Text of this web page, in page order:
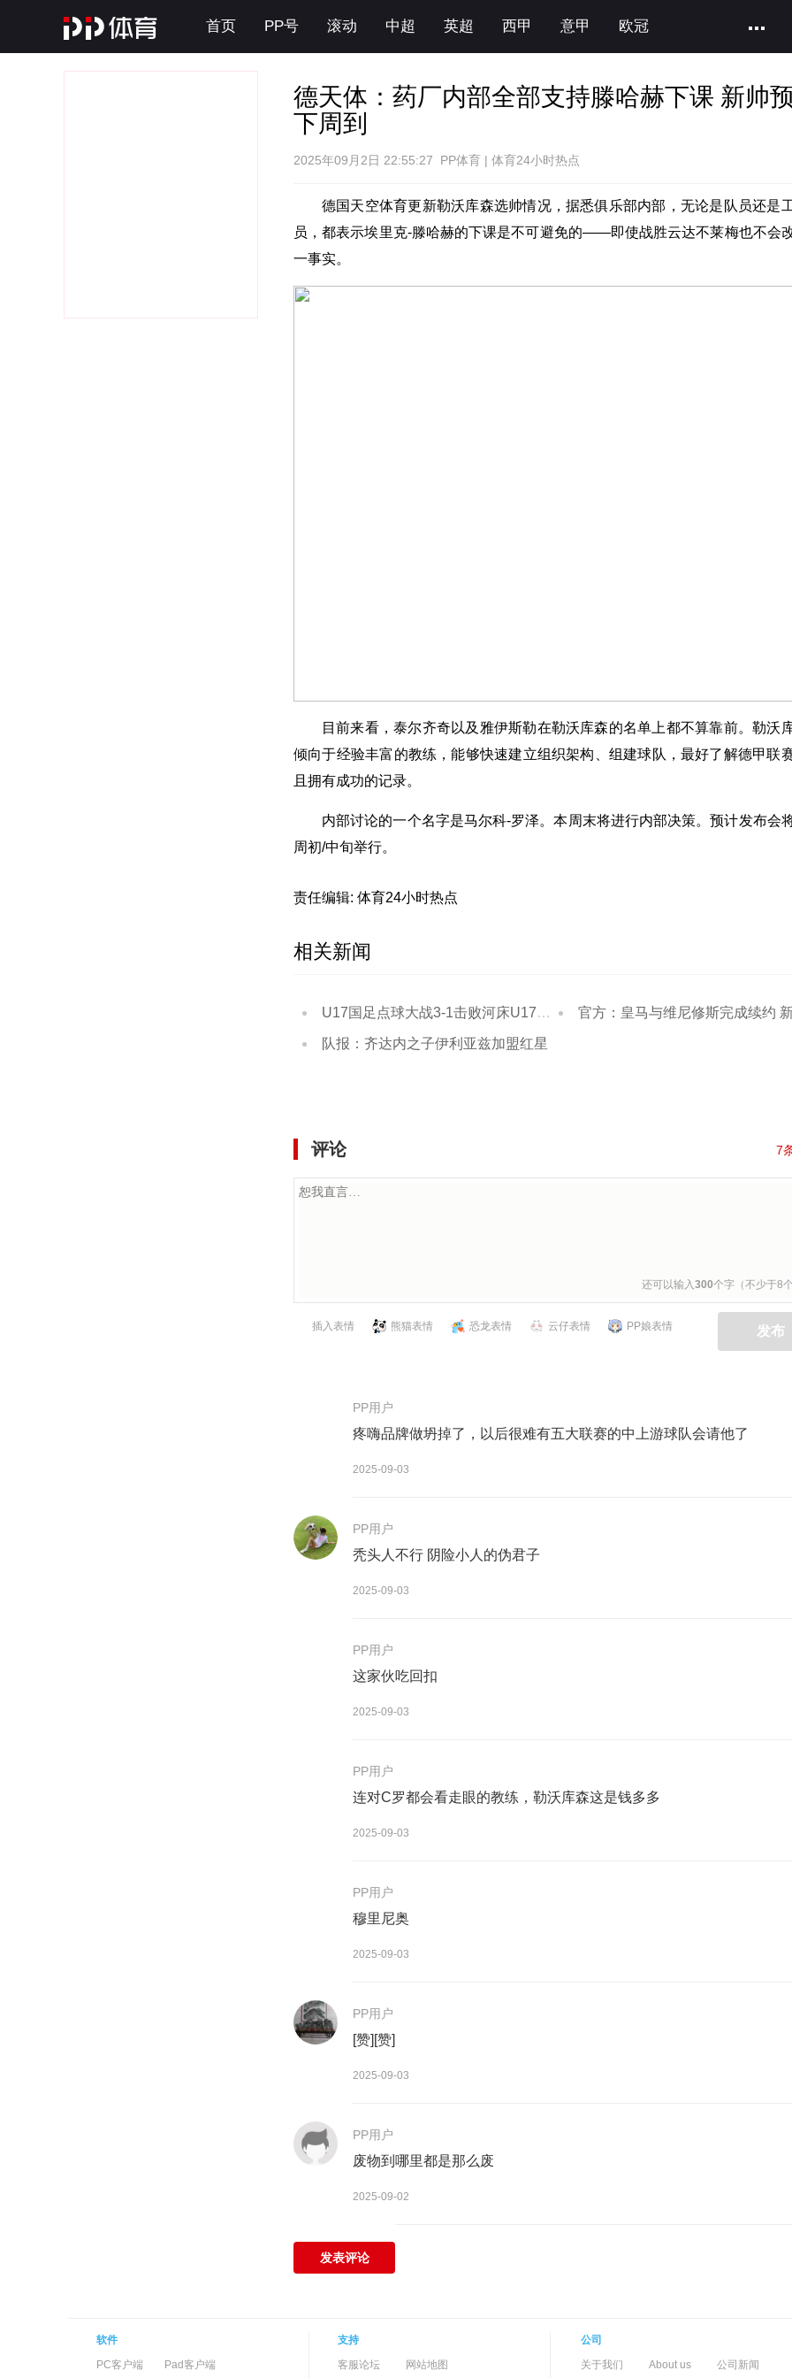
首页 PP号 滚动 中超 英超 西甲 意甲 欧冠
德天体：药厂内部全部支持滕哈赫下课 新帅
下周到
2025年09月2日 22:55:27 PP体育 | 体育24小时热点
德国天空体育更新勒沃库森选帅情况，据悉俱乐部内部，无论是队员还是
员，都表示埃里克-滕哈赫的下课是不可避免的——即使战胜云达不莱梅也不会
一事实。
目前来看，泰尔齐奇以及雅伊斯勒在勒沃库森的名单上都不算靠前。勒沃
倾向于经验丰富的教练，能够快速建立组织架构、组建球队，最好了解德甲联
且拥有成功的记录。
内部讨论的一个名字是马尔科-罗泽。本周末将进行内部决策。预计发布会
周初/中旬举行。
责任编辑: 体育24小时热点
相关新闻
U17国足点球大战3-1击败河床U17进决赛 江宇涵两扑点 官方：皇马与维尼修斯完成续约 新合同至2032
队报：齐达内之子伊利亚兹加盟红星
评论 7
还可以输入300个字（不少于8个
发布
插入表情 熊猫表情 恐龙表情 云仔表情 PP娘表情
PP用户
疼嗨品牌做坍掉了，以后很难有五大联赛的中上游球队会请他了
2025-09-03
PP用户
秃头人不行 阴险小人的伪君子
2025-09-03
PP用户
这家伙吃回扣
2025-09-03
PP用户
连对C罗都会看走眼的教练，勒沃库森这是钱多多
2025-09-03
PP用户
穆里尼奥
2025-09-03
PP用户
[赞][赞]
2025-09-03
PP用户
废物到哪里都是那么废
2025-09-02
发表评论
软件
PC客户端
Pad客户端
支持
客服论坛
网站地图
公司
关于我们
About us 公司新闻